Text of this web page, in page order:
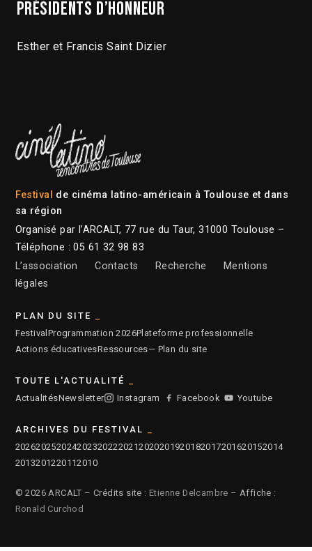
Présidents d’honneur
Esther et Francis Saint Dizier
Festival de cinéma latino-américain à Toulouse et dans
sa région
Organisé par l’ARCALT, 77 rue du Taur, 31000 Toulouse –
Téléphone : 05 61 32 98 83
L’association
Contacts Recherche
Mentions
légales
PLAN DU SITE
Festival Programmation 2026Plateforme professionnelle
Actions éducativesRessources— Plan du site
TOUTE L'ACTUALITÉ
ActualitésNewsletter Instagram Facebook Youtube
ARCHIVES DU FESTIVAL
2026202520242023202220212020201920182017201620152014
2013201220112010
© 2026 ARCALT – Crédits site : Etienne Delcambre – Affiche :
Ronald Curchod